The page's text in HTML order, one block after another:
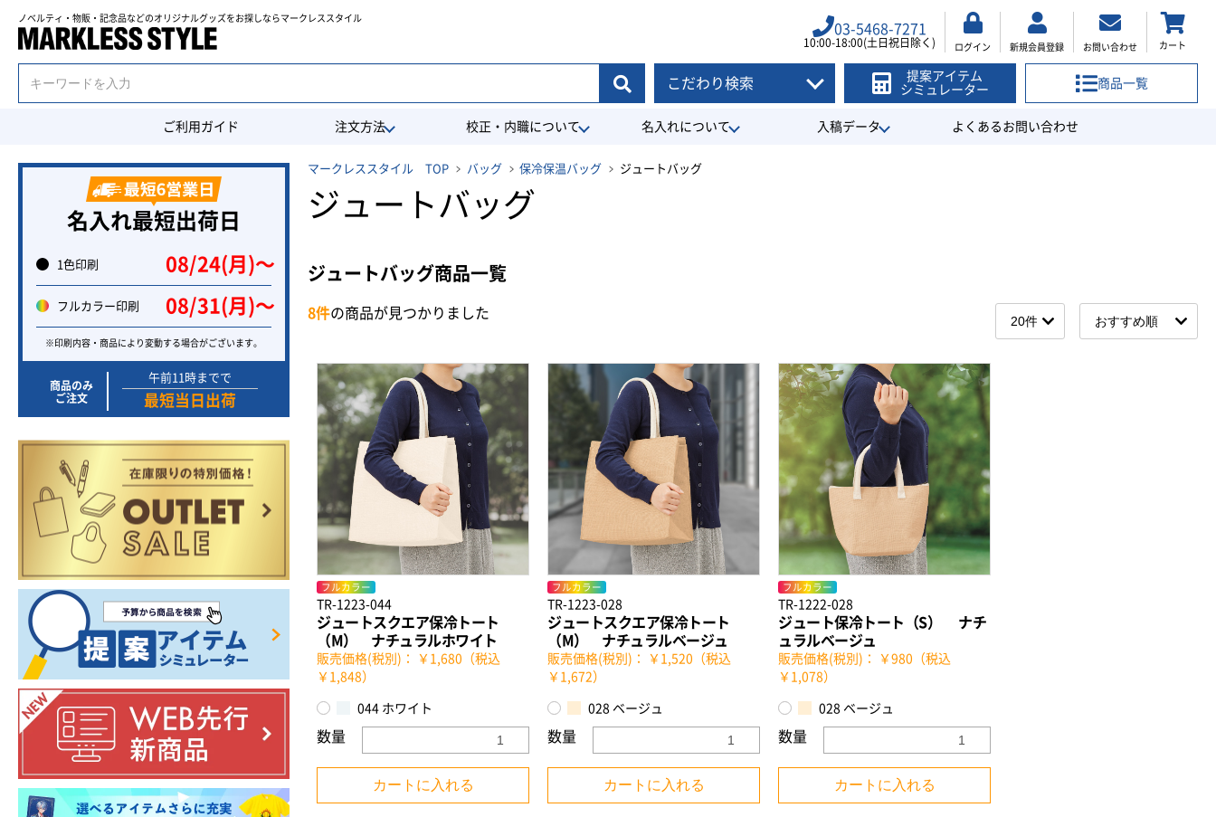
ノベルティ・物販・記念品などのオリジナルグッズを お探しならマークレススタイル
03-5468-7271
10:00-18:00(土日祝日除く) ログイン 新規会員登録 お問い合わせ カート
こだわり検索
提案アイテム
シミュレーター
商品一覧
ご利用ガイド 注文方法 校正・内職について 名入れについて 入稿データ よくあるお問い合わせ
マークレススタイル TOP バッグ 保冷保温バッグ ジュートバッグ
ジュートバッグ
ジュートバッグ商品一覧
8件の商品が見つかりました
フルカラー
TR-1223-044
ジュートスクエア保冷トート
（M） ナチュラルホワイト
販売価格(税別)： ￥1,680（税込
￥1,848）
044 ホワイト
数量
カートに入れる
フルカラー
TR-1223-028
ジュートスクエア保冷トート
（M） ナチュラルベージュ
販売価格(税別)： ￥1,520（税込
￥1,672）
028 ベージュ
数量
カートに入れる
フルカラー
TR-1222-028
ジュート保冷トート（S） ナチ
ュラルベージュ
販売価格(税別)： ￥980（税込
￥1,078）
028 ベージュ
数量
カートに入れる
名入れ最短出荷日
1色印刷 08/24(月)〜
フルカラー印刷 08/31(月)〜
※印刷内容・商品により変動する場合がございます。
商品のみ
ご注文
午前11時までで
最短当日出荷